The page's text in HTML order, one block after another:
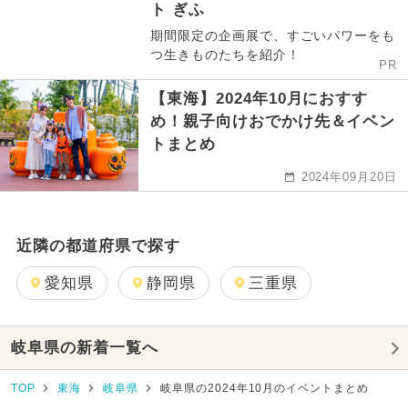
ト ぎふ
期間限定の企画展で、すごいパワーをも
つ生きものたちを紹介！
PR
【東海】2024年10月におすす
め！親子向けおでかけ先＆イベン
トまとめ
2024年09月20日
近隣の都道府県で探す
愛知県 静岡県 三重県
岐阜県の新着一覧へ
TOP 東海 岐阜県 岐阜県の2024年10月のイベントまとめ